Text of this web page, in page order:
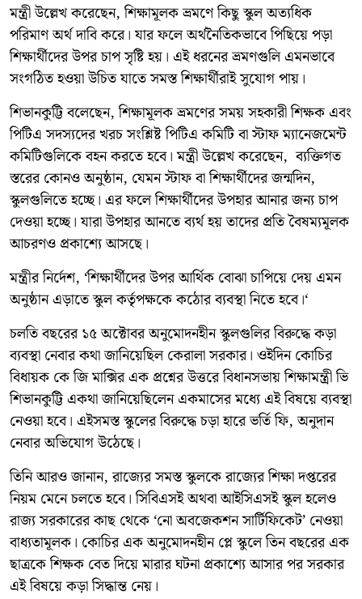
মন্ত্রী উল্লেখ করেছেন, শিক্ষামূলক ভ্রমণে কিছু স্কুল অত্যধিক
পরিমাণ অর্থ দাবি করে। যার ফলে অর্থনৈতিকভাবে পিছিয়ে পড়া
শিক্ষার্থীদের উপর চাপ সৃষ্টি হয়। এই ধরনের ভ্রমণগুলি এমনভাবে
সংগঠিত হওয়া উচিত যাতে সমস্ত শিক্ষার্থীরাই সুযোগ পায়।
শিভানকুট্টি বলেছেন, শিক্ষামূলক ভ্রমণের সময় সহকারী শিক্ষক এবং
পিটিএ সদস্যদের খরচ সংশ্লিষ্ট পিটিএ কমিটি বা স্টাফ ম্যানেজমেন্ট
কমিটিগুলিকে বহন করতে হবে। মন্ত্রী উল্লেখ করেছেন, ব্যক্তিগত
স্তরের কোনও অনুষ্ঠান, যেমন স্টাফ বা শিক্ষার্থীদের জন্মদিন,
স্কুলগুলিতে হচ্ছে। এর ফলে শিক্ষার্থীদের উপহার আনার জন্য চাপ
দেওয়া হচ্ছে। যারা উপহার আনতে ব্যর্থ হয় তাদের প্রতি বৈষম্যমূলক
আচরণও প্রকাশ্যে আসছে।
মন্ত্রীর নির্দেশ, ‘শিক্ষার্থীদের উপর আর্থিক বোঝা চাপিয়ে দেয় এমন
অনুষ্ঠান এড়াতে স্কুল কর্তৃপক্ষকে কঠোর ব্যবস্থা নিতে হবে।‘
চলতি বছরের ১৫ অক্টোবর অনুমোদনহীন স্কুলগুলির বিরুদ্ধে কড়া
ব্যবস্থা নেবার কথা জানিয়েছিল কেরালা সরকার। ওইদিন কোচির
বিধায়ক কে জি মাক্সির এক প্রশ্নের উত্তরে বিধানসভায় শিক্ষামন্ত্রী ভি
শিভানকুট্টি একথা জানিয়েছিলেন একমাসের মধ্যে এই বিষয়ে ব্যবস্থা
নেওয়া হবে। এইসমস্ত স্কুলের বিরুদ্ধে চড়া হারে ভর্তি ফি, অনুদান
নেবার অভিযোগ উঠেছে।
তিনি আরও জানান, রাজ্যের সমস্ত স্কুলকে রাজ্যের শিক্ষা দপ্তরের
নিয়ম মেনে চলতে হবে। সিবিএসই অথবা আইসিএসই স্কুল হলেও
রাজ্য সরকারের কাছ থেকে ‘নো অবজেকশন সার্টিফিকেট’ নেওয়া
বাধ্যতামূলক। কোচির এক অনুমোদনহীন প্লে স্কুলে তিন বছরের এক
ছাত্রকে শিক্ষক বেত দিয়ে মারার ঘটনা প্রকাশ্যে আসার পর সরকার
এই বিষয়ে কড়া সিদ্ধান্ত নেয়।